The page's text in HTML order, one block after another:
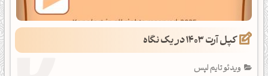
کپل آرت 1403 در یک نگاه
ویدئو تایم لپس